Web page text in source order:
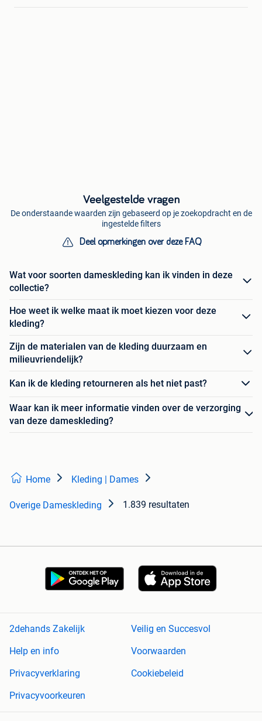
Veelgestelde vragen
De onderstaande waarden zijn gebaseerd op je zoekopdracht en de
ingestelde filters
Deel opmerkingen over deze FAQ
Wat voor soorten dameskleding kan ik vinden in deze
collectie?
Hoe weet ik welke maat ik moet kiezen voor deze
kleding?
Zijn de materialen van de kleding duurzaam en
milieuvriendelijk?
Kan ik de kleding retourneren als het niet past?
Waar kan ik meer informatie vinden over de verzorging
van deze dameskleding?
Home Kleding | Dames
Overige Dameskleding 1.839 resultaten
2dehands Zakelijk
Veilig en Succesvol
Help en info
Voorwaarden
Privacyverklaring
Cookiebeleid
Privacyvoorkeuren